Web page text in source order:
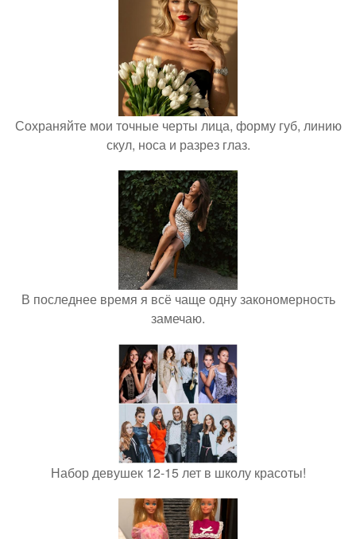
Сохраняйте мои точные черты лица, форму губ, линию
скул, носа и разрез глаз.
В последнее время я всё чаще одну закономерность
замечаю.
Набор девушек 12-15 лет в школу красоты!